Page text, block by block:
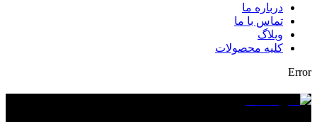
درباره ما
تماس با ما
وبلاگ
کلیه محصولات
Error